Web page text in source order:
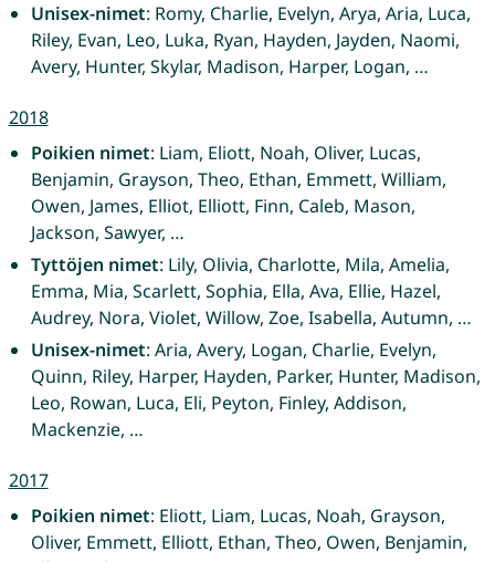
Unisex-nimet: Romy, Charlie, Evelyn, Arya, Aria, Luca,
Riley, Evan, Leo, Luka, Ryan, Hayden, Jayden, Naomi,
Avery, Hunter, Skylar, Madison, Harper, Logan, …
2018
Poikien nimet: Liam, Eliott, Noah, Oliver, Lucas,
Benjamin, Grayson, Theo, Ethan, Emmett, William,
Owen, James, Elliot, Elliott, Finn, Caleb, Mason,
Jackson, Sawyer, …
Tyttöjen nimet: Lily, Olivia, Charlotte, Mila, Amelia,
Emma, Mia, Scarlett, Sophia, Ella, Ava, Ellie, Hazel,
Audrey, Nora, Violet, Willow, Zoe, Isabella, Autumn, …
Unisex-nimet: Aria, Avery, Logan, Charlie, Evelyn,
Quinn, Riley, Harper, Hayden, Parker, Hunter, Madison,
Leo, Rowan, Luca, Eli, Peyton, Finley, Addison,
Mackenzie, …
2017
Poikien nimet: Eliott, Liam, Lucas, Noah, Grayson,
Oliver, Emmett, Elliott, Ethan, Theo, Owen, Benjamin,